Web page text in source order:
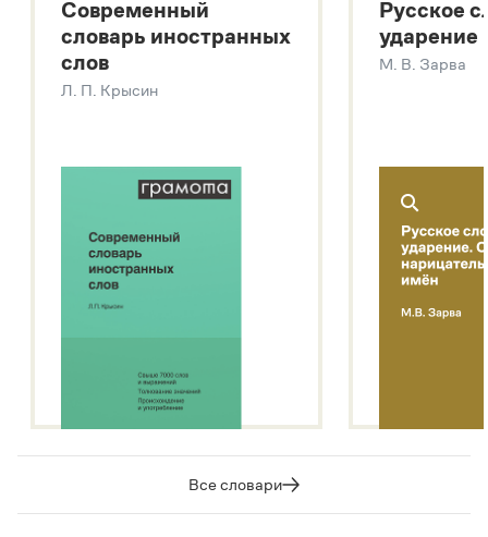
Большой толковый словарь русских глаголов
Современный словарь иностранных слов
Звук – технология синтеза платформы
SaluteSpeech
Современный
словарь иностранных
слов
Л. П. Крысин
Русское
ударение
М. В. Зарва
Все словари